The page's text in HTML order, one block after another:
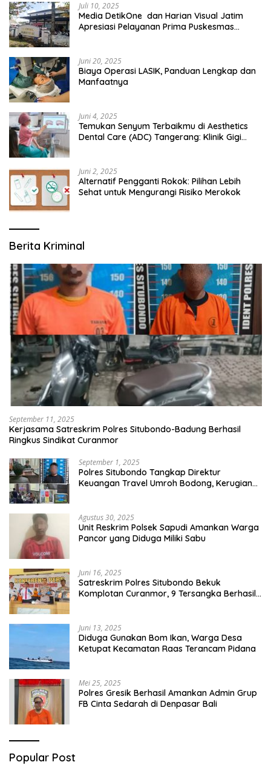
Juli 10, 2025
Media DetikOne dan Harian Visual Jatim
Apresiasi Pelayanan Prima Puskesmas
Juni 20, 2025
Biaya Operasi LASIK, Panduan Lengkap dan
Manfaatnya
Juni 4, 2025
Temukan Senyum Terbaikmu di Aesthetics
Dental Care (ADC) Tangerang: Klinik Gigi
Juni 2, 2025
Alternatif Pengganti Rokok: Pilihan Lebih
Sehat untuk Mengurangi Risiko Merokok
Berita Kriminal
September 11, 2025
Kerjasama Satreskrim Polres Situbondo-Badung Berhasil
Ringkus Sindikat Curanmor
September 1, 2025
Polres Situbondo Tangkap Direktur
Keuangan Travel Umroh Bodong, Kerugian
Agustus 30, 2025
Unit Reskrim Polsek Sapudi Amankan Warga
Pancor yang Diduga Miliki Sabu
Juni 16, 2025
Satreskrim Polres Situbondo Bekuk
Komplotan Curanmor, 9 Tersangka Berhasil
Juni 13, 2025
Diduga Gunakan Bom Ikan, Warga Desa
Ketupat Kecamatan Raas Terancam Pidana
Mei 25, 2025
Polres Gresik Berhasil Amankan Admin Grup
FB Cinta Sedarah di Denpasar Bali
Popular Post